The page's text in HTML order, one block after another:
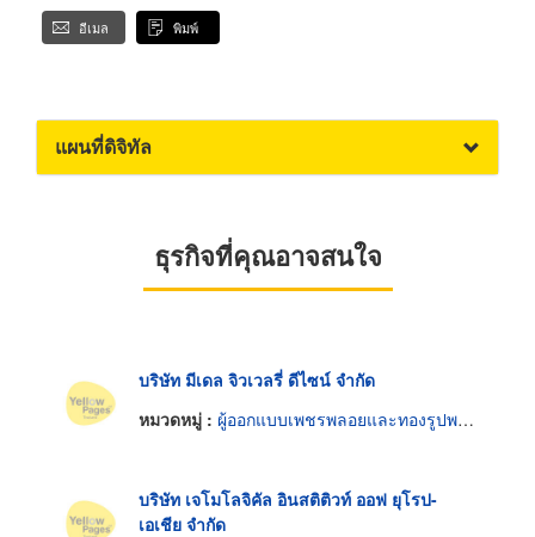
อีเมล พิมพ์
แผนที่ดิจิทัล
ธุรกิจที่คุณอาจสนใจ
บริษัท มีเดล จิวเวลรี่ ดีไซน์ จำกัด
หมวดหมู่ : ผู้ออกแบบเพชรพลอยและทองรูปพรรณ
บริษัท เจโมโลจิคัล อินสติติวท์ ออฟ ยุโรป-
เอเชีย จำกัด